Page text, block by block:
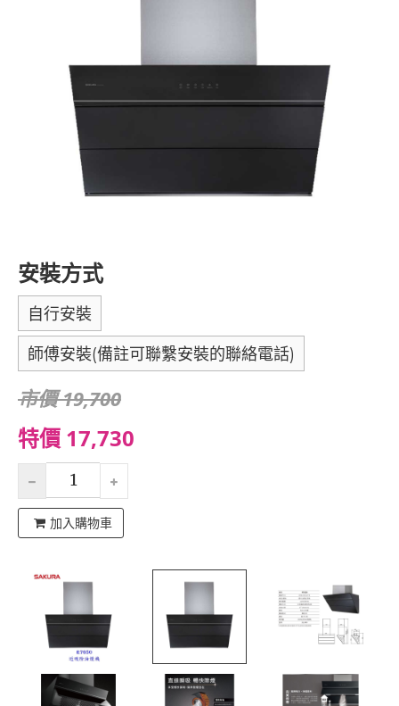
安裝方式
自行安裝
師傅安裝(備註可聯繫安裝的聯絡電話)
市價 19,700
特價 17,730
加入購物車